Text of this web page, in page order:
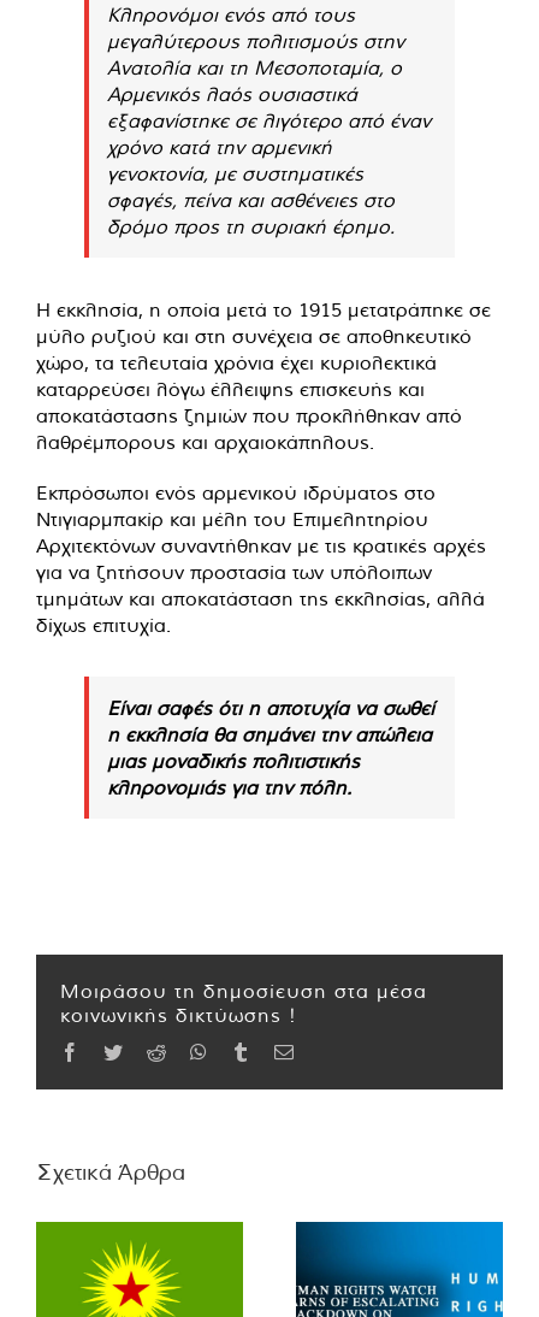
Κληρονόμοι ενός από τους
μεγαλύτερους πολιτισμούς στην
Ανατολία και τη Μεσοποταμία, ο
Αρμενικός λαός ουσιαστικά
εξαφανίστηκε σε λιγότερο από έναν
χρόνο κατά την αρμενική
γενοκτονία, με συστηματικές
σφαγές, πείνα και ασθένειες στο
δρόμο προς τη συριακή έρημο.
Η εκκλησία, η οποία μετά το 1915 μετατράπηκε σε
μύλο ρυζιού και στη συνέχεια σε αποθηκευτικό
χώρο, τα τελευταία χρόνια έχει κυριολεκτικά
καταρρεύσει λόγω έλλειψης επισκευής και
αποκατάστασης ζημιών που προκλήθηκαν από
λαθρέμπορους και αρχαιοκάπηλους.
Εκπρόσωποι ενός αρμενικού ιδρύματος στο
Ντιγιαρμπακίρ και μέλη του Επιμελητηρίου
Αρχιτεκτόνων συναντήθηκαν με τις κρατικές αρχές
για να ζητήσουν προστασία των υπόλοιπων
τμημάτων και αποκατάσταση της εκκλησίας, αλλά
δίχως επιτυχία.
Είναι σαφές ότι η αποτυχία να σωθεί
η εκκλησία θα σημάνει την απώλεια
μιας μοναδικής πολιτιστικής
κληρονομιάς για την πόλη.
Μοιράσου τη δημοσίευση στα μέσα
κοινωνικής δικτύωσης !
Facebook
TwitterReddit WhatsApp
TumblrEmail
Σχετικά Άρθρα